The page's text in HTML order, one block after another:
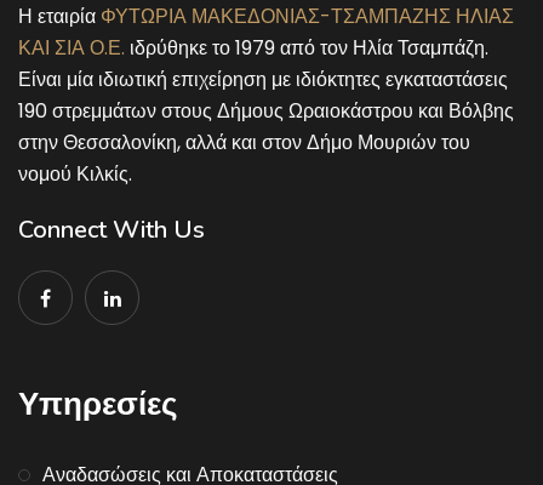
Η εταιρία ΦΥΤΩΡΙΑ ΜΑΚΕΔΟΝΙΑΣ-ΤΣΑΜΠΑΖΗΣ ΗΛΙΑΣ
ΚΑΙ ΣΙΑ Ο.Ε. ιδρύθηκε το 1979 από τον Ηλία Τσαμπάζη.
Είναι μία ιδιωτική επιχείρηση με ιδιόκτητες εγκαταστάσεις
190 στρεμμάτων στους Δήμους Ωραιοκάστρου και Βόλβης
στην Θεσσαλονίκη, αλλά και στον Δήμο Μουριών του
νομού Κιλκίς.
Connect With Us
Υπηρεσίες
Αναδασώσεις και Αποκαταστάσεις